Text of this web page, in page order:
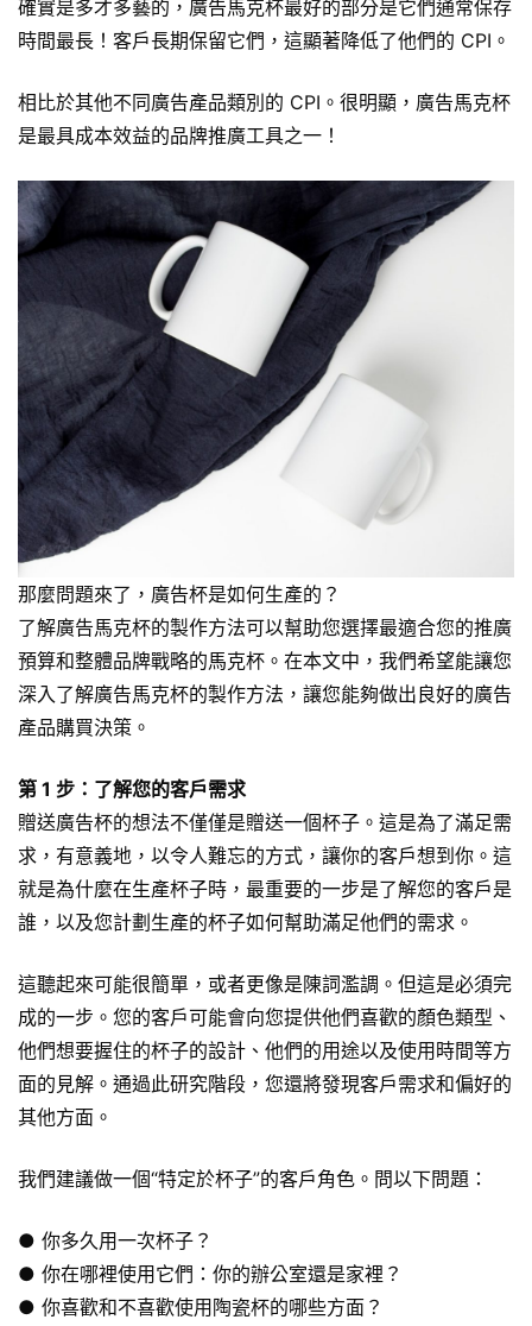
確實是多才多藝的， 廣告馬克杯最好的部分是它們通常保存
時間最長！客戶長期保留它們，這顯著降低了他們的 CPI。
相比於其他不同廣告產品類別的 CPI。很明顯，廣告馬克杯
是最具成本效益的品牌推廣工具之一！
那麼問題來了，廣告杯是如何生產的？
了解廣告馬克杯的製作方法可以幫助您選擇最適合您的推廣
預算和整體品牌戰略的馬克杯。在本文中，我們希望能讓您
深入了解廣告馬克杯的製作方法，讓您能夠做出良好的廣告
產品購買決策。
第 1 步：了解您的客戶需求
贈送廣告杯的想法不僅僅是贈送一個杯子。這是為了滿足需
求，有意義地，以令人難忘的方式，讓你的客戶想到你。這
就是為什麼在生產杯子時，最重要的一步是了解您的客戶是
誰，以及您計劃生產的杯子如何幫助滿足他們的需求。
這聽起來可能很簡單，或者更像是陳詞濫調。但這是必須完
成的一步。您的客戶可能會向您提供他們喜歡的顏色類型、
他們想要握住的杯子的設計、他們的用途以及使用時間等方
面的見解。通過此研究階段，您還將發現客戶需求和偏好的
其他方面。
我們建議做一個“特定於杯子”的客戶角色。問以下問題：
● 你多久用一次杯子？
● 你在哪裡使用它們：你的辦公室還是家裡？
● 你喜歡和不喜歡使用陶瓷杯的哪些方面？